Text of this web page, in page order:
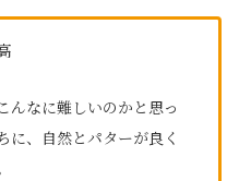
んなに難しいのかと思っ
に、自然とパターが良く